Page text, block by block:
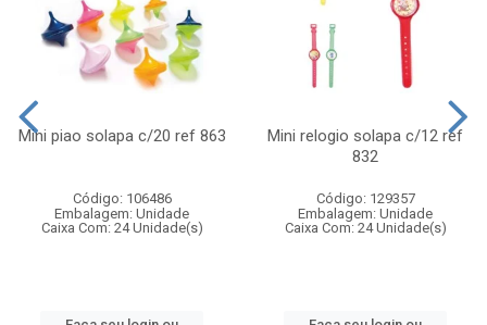
Mini piao solapa c/20 ref 863
Código: 106486
Embalagem: Unidade
Caixa Com: 24 Unidade(s)
Mini relogio solapa c/12 ref
832
Código: 129357
Embalagem: Unidade
Caixa Com: 24 Unidade(s)